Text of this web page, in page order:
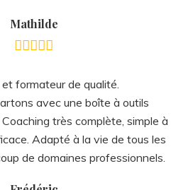
et formateur de qualité.
avec une boîte à outils
très complète, simple à
Adapté à la vie de tous les
de domaines professionnels.
Frédéric